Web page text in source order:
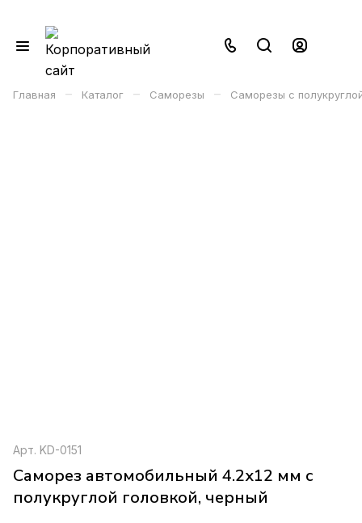
Главная – Каталог – Саморезы – Саморезы с
Арт. KD-0151
Саморез автомобильный 4.2x12 мм с
полукруглой головкой, черный